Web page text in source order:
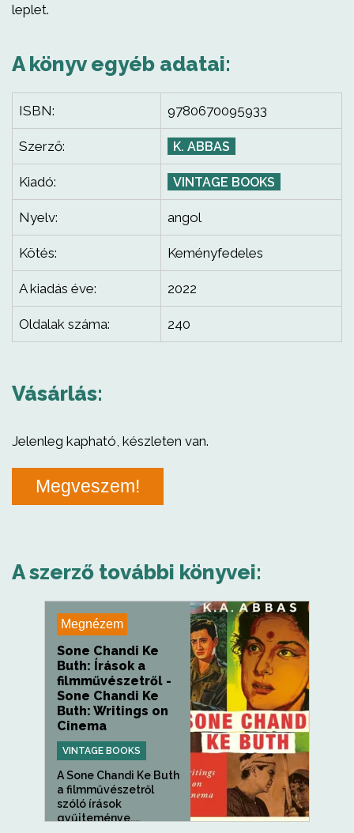
leplet.
A könyv egyéb adatai:
ISBN: 9780670095933
Szerző: K. ABBAS
Kiadó: VINTAGE BOOKS
Nyelv: angol
Kötés: Keményfedeles
A kiadás éve: 2022
Oldalak száma: 240
Vásárlás:
Jelenleg kapható, készleten van.
Megveszem!
A szerző további könyvei:
Megnézem
Sone Chandi Ke
Buth: Írások a
filmművészetről -
Sone Chandi Ke
Buth: Writings on
Cinema
VINTAGE BOOKS
A Sone Chandi Ke Buth
a filmművészetről
szóló írások
gyűjteménye,...